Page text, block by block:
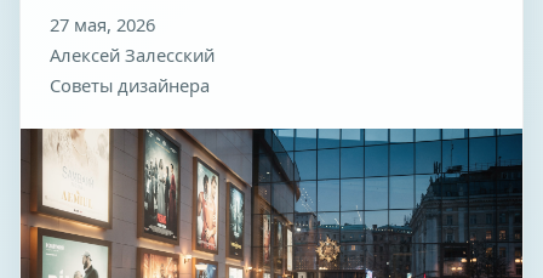
27 мая, 2026
Алексей Залесский
Советы дизайнера